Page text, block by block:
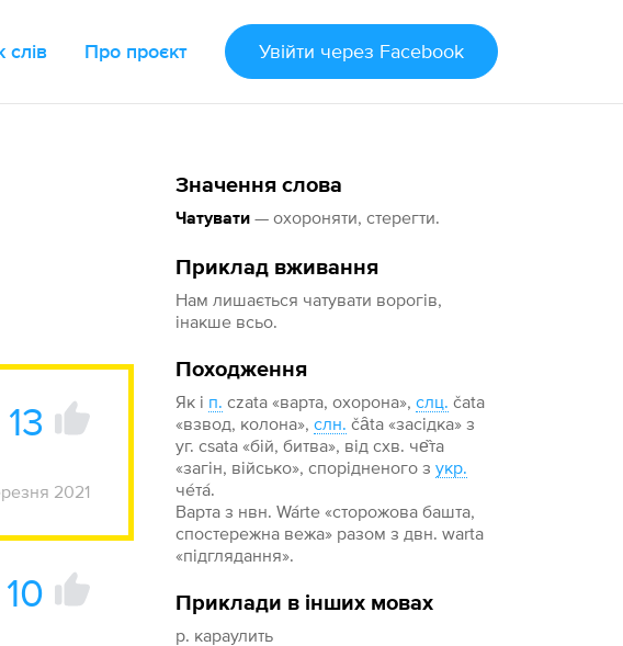
слів Про проєкт Увійти через Facebook
Значення слова
Чатувати — охороняти, стерегти.
Приклад вживання
Нам лишається чатувати ворогів,
інакше всьо.
Походження
Як і п. czata «варта, охорона»,слц. čata
«взвод, колона»,слн. čȃta «засідка» з
уг. csata «бій, битва», від схв. че̏та
«загін, військо», спорідненого зукр.
че́та́.
Варта з нвн. Wárte «сторожова башта,
спостережна вежа» разом з двн. warta
«підглядання».
Приклади в інших мовах
р. караулить
13
2021
10